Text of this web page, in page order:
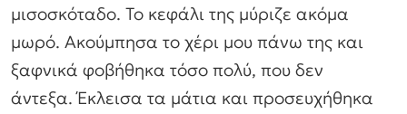
μισοσκόταδο. Το κεφάλι της μύριζε ακόμα
μωρό. Ακούμπησα το χέρι μου πάνω της και
ξαφνικά φοβήθηκα τόσο πολύ, που δεν
άντεξα. Έκλεισα τα μάτια και προσευχήθηκα